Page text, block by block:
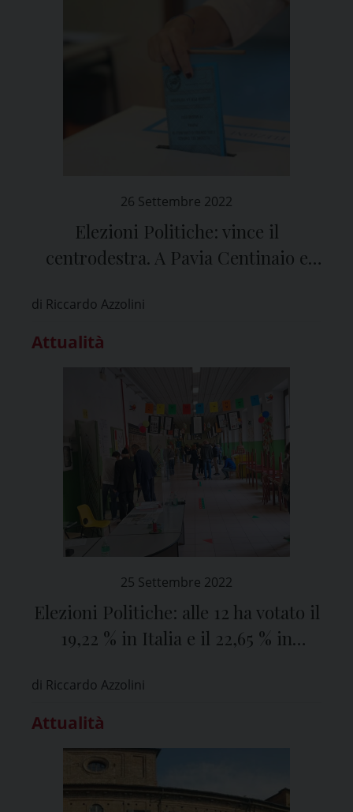
26 Settembre 2022
Elezioni Politiche: vince il
centrodestra. A Pavia Centinaio e
di Riccardo Azzolini
Attualità
25 Settembre 2022
Elezioni Politiche: alle 12 ha votato il
19,22 % in Italia e il 22,65 % in
di Riccardo Azzolini
Attualità